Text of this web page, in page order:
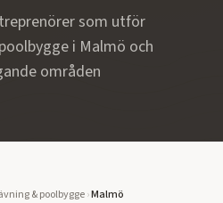
som utför
i Malmö och
områden
& poolbygge›Malmö